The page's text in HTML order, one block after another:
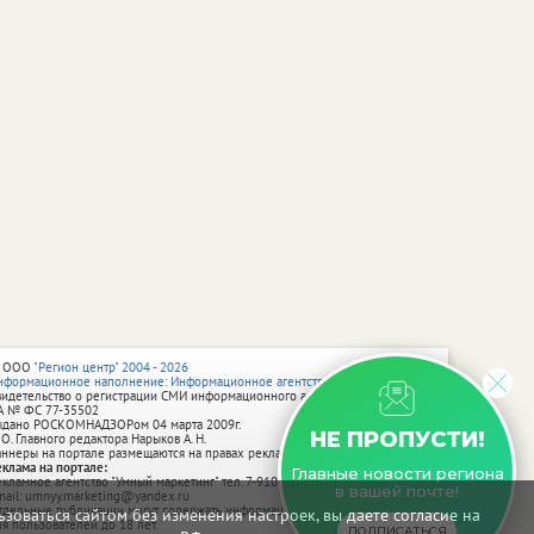
сайтом без изменения настроек, вы даете согласие на
НЕ ПРОПУСТИ!
Главные новости региона
в вашей почте!
"Регион центр" 2004 - 2026
наполнение: Информационное агентство vRossii.ru
о регистрации СМИ информационного агентства vRossii.ru
№ ФС 77‑35502
РОСКОМНАДЗОРом 04 марта 2009г.
Главного редактора Нарыков А. Н.
на портале размещаются на правах рекламы.
на портале:
агентство "Умный маркетинг" тел. 7-910-267-70-40,
umnyy.marketing@yandex.ru
публикации могут содержать информацию, не предназначенную
пользователей до 18 лет.